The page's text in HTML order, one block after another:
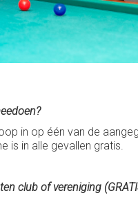
in op één van de
is in alle gevallen gratis.
club of vereniging